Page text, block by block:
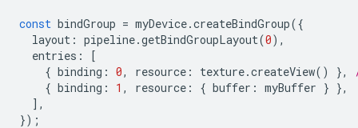
const bindGroup = myDevice.createBindGroup({
layout : pipeline.getBindGroupLayout(0),
entries :
[
{ binding : 0, resource : texture.createView() },
{ binding : 1 , resource : { buffer : myBuffer } },
],
});